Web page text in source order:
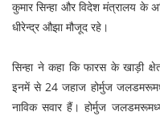
कुमार सिन्हा और विदेश मंत्रालय के
धीरेन्द्र औझा मौजूद रहे।
सिन्हा ने कहा कि फारस के खाड़ी
इनमें से 24 जहाज होर्मुज
नाविक सवार हैं। होर्मुज